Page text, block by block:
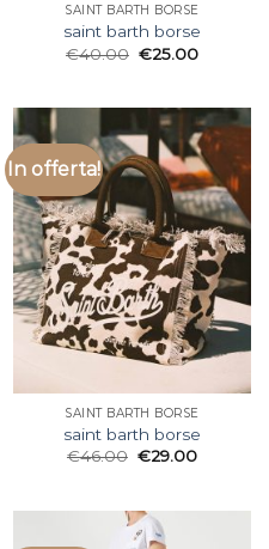
SAINT BARTH BORSE
saint barth borse
€40.00 €25.00
In offerta!
SAINT BARTH BORSE
saint barth borse
€46.00 €29.00